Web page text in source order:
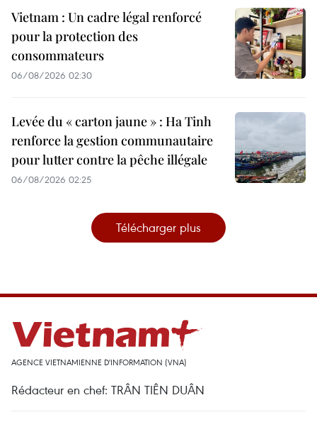
Vietnam : Un cadre légal renforcé
pour la protection des
consommateurs
06/08/2026 02:30
Levée du « carton jaune » : Ha Tinh
renforce la gestion communautaire
pour lutter contre la pêche illégale
06/08/2026 02:25
Télécharger plus
AGENCE VIETNAMIENNE D'INFORMATION (VNA)
Rédacteur en chef: TRÂN TIÊN DUÂN